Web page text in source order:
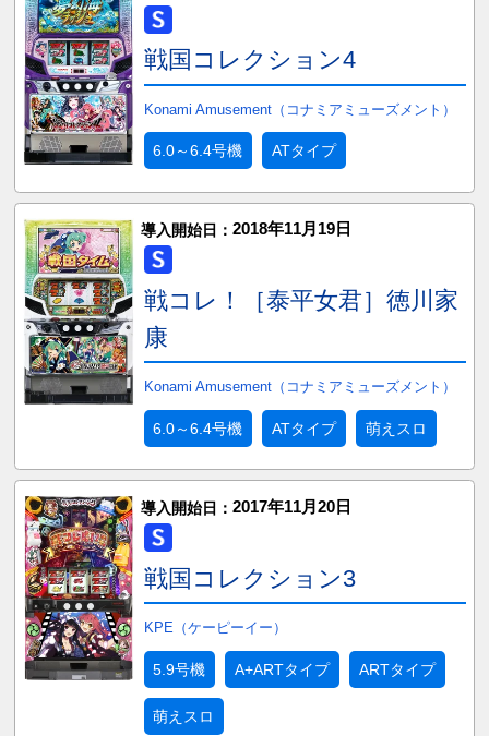
戦国コレクション4
Konami Amusement（コナミアミューズメント）
6.0～6.4号機 ATタイプ
導入開始日： 2018年11月19日
戦コレ！［泰平女君］徳川家
康
Konami Amusement（コナミアミューズメント）
6.0～6.4号機 ATタイプ 萌えスロ
導入開始日： 2017年11月20日
戦国コレクション3
KPE（ケーピーイー）
5.9号機 A+ARTタイプ ARTタイプ
萌えスロ